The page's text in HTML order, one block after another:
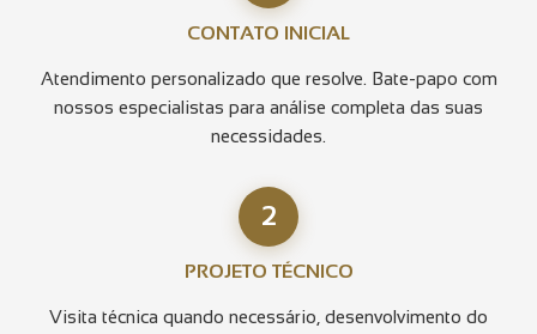
CONTATO INICIAL
Atendimento personalizado que resolve. Bate-papo com
nossos especialistas para análise completa das suas
necessidades.
2
PROJETO TÉCNICO
Visita técnica quando necessário, desenvolvimento do